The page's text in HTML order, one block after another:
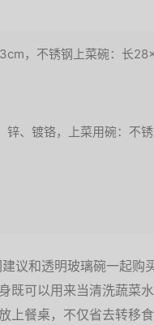
，不锈钢上菜碗：长
锌、镀铬，上菜用碗：不
议和透明玻璃碗一起
既可以用来当清洗蔬菜
上餐桌，不仅省去转移